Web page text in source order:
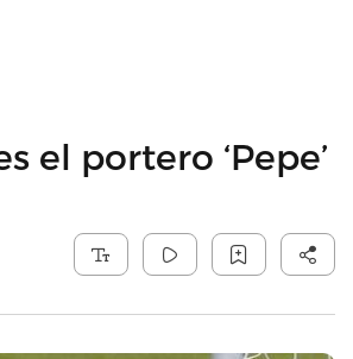
el portero ‘Pepe’